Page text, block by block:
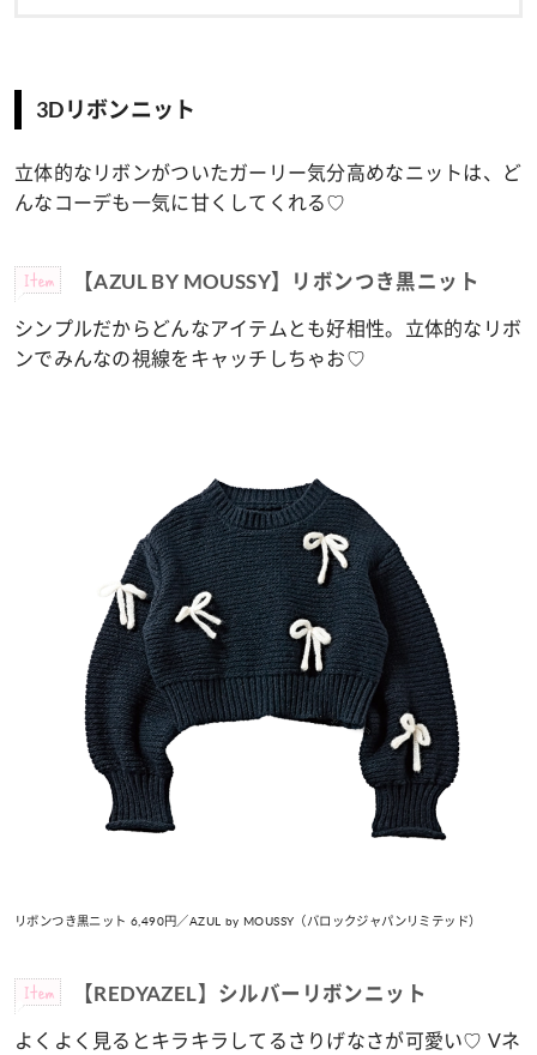
3Dリボンニット
立体的なリボンがついたガーリー気分高めなニットは、ど
んなコーデも一気に甘くしてくれる♡
Item 【AZUL BY MOUSSY】リボンつき黒ニット
シンプルだからどんなアイテムとも好相性。立体的なリボ
ンでみんなの視線をキャッチしちゃお♡
リボンつき黒ニット 6,490円／AZUL by MOUSSY（バロックジャパンリミテッド）
Item 【REDYAZEL】シルバーリボンニット
よくよく見るとキラキラしてるさりげなさが可愛い♡ Vネ